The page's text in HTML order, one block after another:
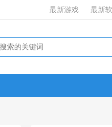
最新游戏 最新